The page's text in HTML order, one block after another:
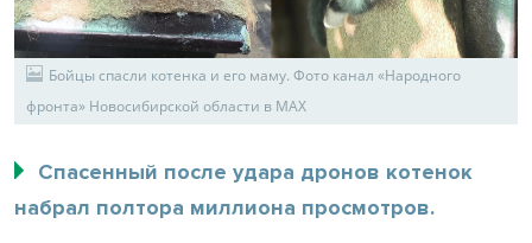
Бойцы спасли котенка и его маму. Фото канал «Народного
фронта» Новосибирской области в МАХ
Спасенный после удара дронов котенок
набрал полтора миллиона просмотров.